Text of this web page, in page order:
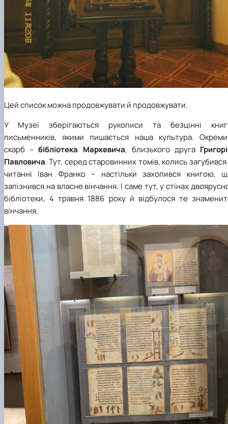
Цей список можна продовжувати й продовжувати.
У Музеї зберігаються рукописи та безцінні
письменників, якими пишається наша культура.
скарб –бібліотека Маркевича, близького друга
Павловича. Тут, серед старовинних томів, колись загубився
читанні Іван Франко – настільки захопився книгою,
запізнився на власне вінчання. І саме тут, у стінах
бібліотеки, 4 травня 1886 року й відбулося те
вінчання.